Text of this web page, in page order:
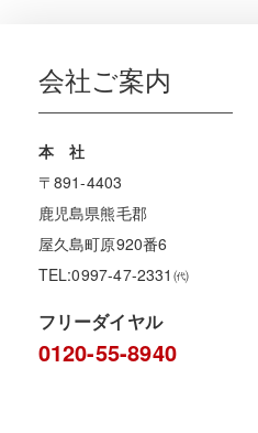
会社ご案内
本 社
〒891-4403
鹿児島県熊毛郡
屋久島町原920番6
TEL:0997-47-2331㈹
フリーダイヤル
0120-55-8940